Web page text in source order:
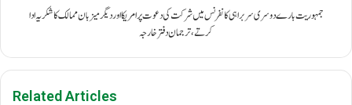
جمہوریت بارے دوسری سربراہی کانفرنس میں شرکت کی دعوت پر امریکا اور دیگر میزبان ممالک کا شکریہ ادا
کرتے ، ترجمان دفتر خارجہ
Related Articles